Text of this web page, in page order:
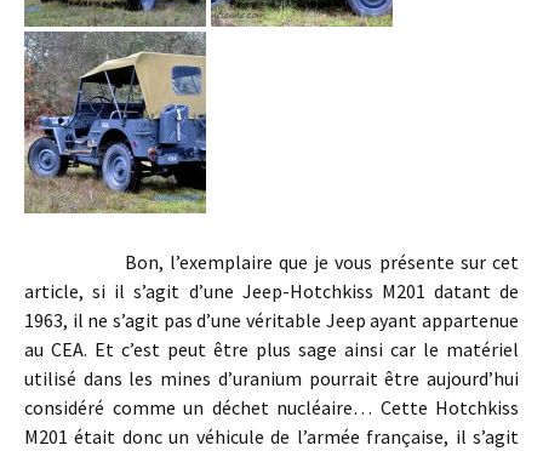
Bon, l’exemplaire que je vous présente sur cet
article, si il s’agit d’une Jeep-Hotchkiss M201 datant de
1963, il ne s’agit pas d’une véritable Jeep ayant appartenue
au CEA. Et c’est peut être plus sage ainsi car le matériel
utilisé dans les mines d’uranium pourrait être aujourd’hui
considéré comme un déchet nucléaire… Cette Hotchkiss
M201 était donc un véhicule de l’armée française, il s’agit